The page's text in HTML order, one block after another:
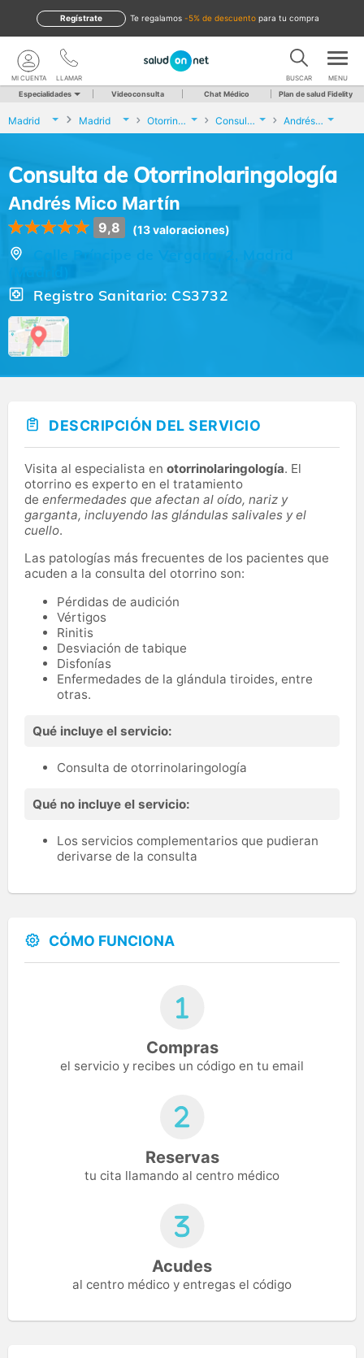
te regalamos -5% de descuento para tu compra
Regístrate
LLAMAR
MI CUENTA BUSCAR MENU
Especialidades Videoconsulta Chat Médico Plan de salud Fidelity
Madrid Madrid Otorrinolaringología Consulta de Otorrinolaringología Andrés Mico Martín
Consulta de Otorrinolaringología
Andrés Mico Martín
9,8 (13 valoraciones)
Registro Sanitario: CS3732
DESCRIPCIÓN DEL SERVICIO
Visita al especialista en otorrinolaringología. El
otorrino es experto en el tratamiento
de enfermedades que afectan al oído, nariz y
garganta, incluyendo las glándulas salivales y el
cuello.
Las patologías más frecuentes de los pacientes que
acuden a la consulta del otorrino son:
Pérdidas de audición
Vértigos
Rinitis
Desviación de tabique
Disfonías
Enfermedades de la glándula tiroides, entre
otras.
Qué incluye el servicio:
Consulta de otorrinolaringología
Qué no incluye el servicio:
Los servicios complementarios que pudieran
derivarse de la consulta
CÓMO FUNCIONA
Compras
el servicio y recibes un código en tu email
Reservas
tu cita llamando al centro médico
Acudes
al centro médico y entregas el código